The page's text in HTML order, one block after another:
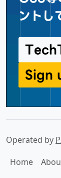
ントし
Sign
Operated by
Home